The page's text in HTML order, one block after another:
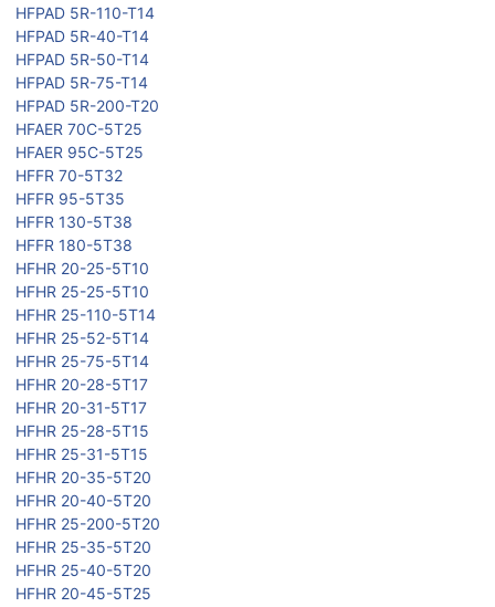
HFPAD 5R-110-T14
HFPAD 5R-40-T14
HFPAD 5R-50-T14
HFPAD 5R-75-T14
HFPAD 5R-200-T20
HFAER 70C-5T25
HFAER 95C-5T25
HFFR 70-5T32
HFFR 95-5T35
HFFR 130-5T38
HFFR 180-5T38
HFHR 20-25-5T10
HFHR 25-25-5T10
HFHR 25-110-5T14
HFHR 25-52-5T14
HFHR 25-75-5T14
HFHR 20-28-5T17
HFHR 20-31-5T17
HFHR 25-28-5T15
HFHR 25-31-5T15
HFHR 20-35-5T20
HFHR 20-40-5T20
HFHR 25-200-5T20
HFHR 25-35-5T20
HFHR 25-40-5T20
HFHR 20-45-5T25